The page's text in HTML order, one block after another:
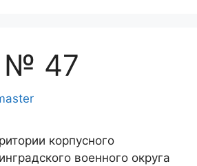
№ 47
корпусного
военного округа